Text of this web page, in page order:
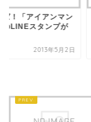
ば！「アイアンマン
のLINEスタンプが
2013年5月2日